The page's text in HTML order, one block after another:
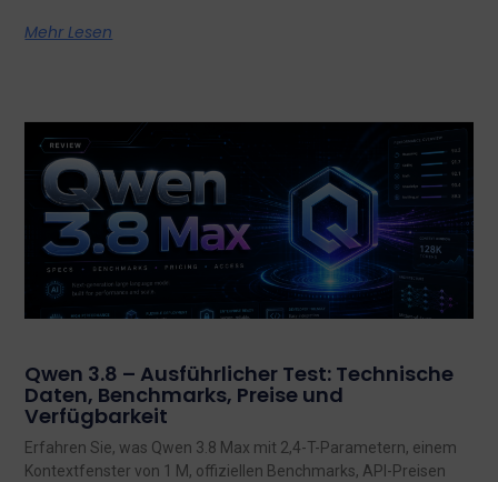
Mehr Lesen
Qwen 3.8 – Ausführlicher Test: Technische
Daten, Benchmarks, Preise und
Verfügbarkeit
Erfahren Sie, was Qwen 3.8 Max mit 2,4-T-Parametern, einem
Kontextfenster von 1 M, offiziellen Benchmarks, API-Preisen